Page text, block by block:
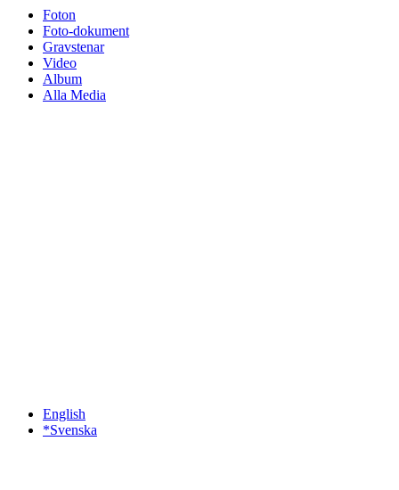
Foton
Foto-dokument
Gravstenar
Video
Album
Alla Media
English
*Svenska